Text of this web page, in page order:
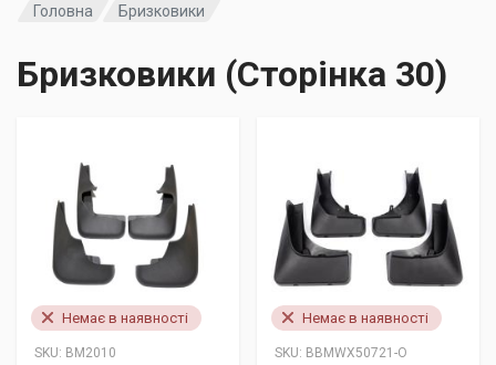
Головна Бризковики
Бризковики (Сторінка 30)
Немає в наявності
SKU: BM2010
Немає в наявності
SKU: BBMWX50721-O